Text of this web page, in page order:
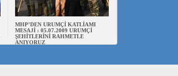
MHP’DEN URUMÇİ KATLİAMI
MESAJİ : 05.07.2009 URUMÇİ
ŞEHİTLERİNİ RAHMETLE
ANIYORUZ